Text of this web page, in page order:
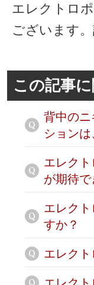
エレクトロ
ございます
この記事
背中の
ション
エレク
が期待で
エレク
すか？
エレク